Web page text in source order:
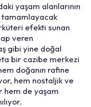
yaşam alanlarının
tamamlayacak
efekti sunan
veren
gibi yine doğal
bir cazibe merkezi
doğanın rafine
hem nostaljik ve
hem de yaşam